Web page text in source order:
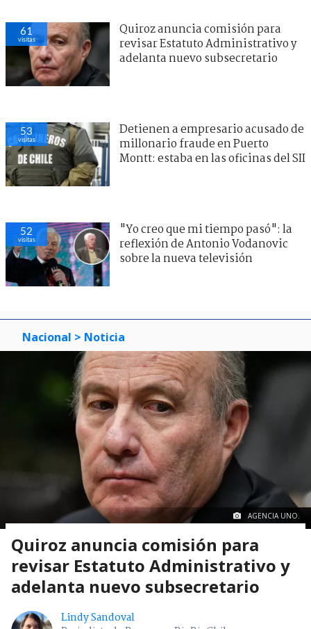
61
visitas
Quiroz anuncia comisión para
revisar Estatuto Administrativo y
adelanta nuevo subsecretario
53
visitas
Detienen a empresario acusado de
millonario fraude en Puerto
Montt: estaba en las oficinas del SII
52
visitas
"Yo creo que mi tiempo pasó": la
reflexión de Antonio Vodanovic
sobre la nueva televisión
Nacional > Noticia
AGENCIA UNO.
Quiroz anuncia comisión para
revisar Estatuto Administrativo y
adelanta nuevo subsecretario
Lindy Sandoval